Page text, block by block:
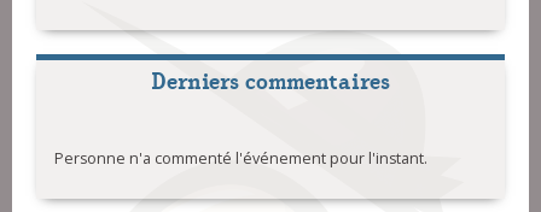
Derniers commentaires
Personne n'a commenté l'événement pour l'instant.